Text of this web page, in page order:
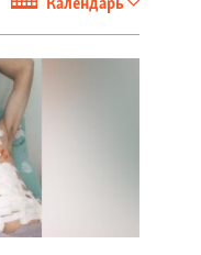
Календарь